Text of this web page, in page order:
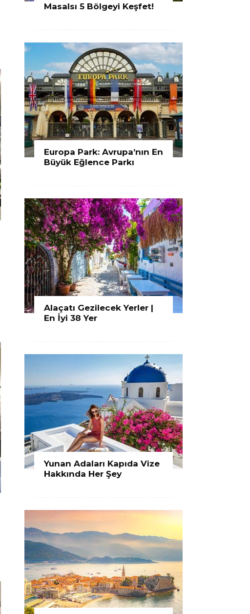
Masalsı 5 Bölgeyi Keşfet!
Europa Park: Avrupa’nın En
Büyük Eğlence Parkı
Alaçatı Gezilecek Yerler |
En İyi 38 Yer
Yunan Adaları Kapıda Vize
Hakkında Her Şey